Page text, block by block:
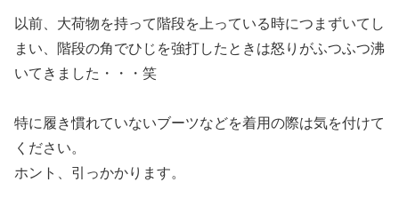
以前、大荷物を持って階段を上っている時につまずいてし
まい、階段の角でひじを強打したときは怒りがふつふつ沸
いてきました・・・笑
特に履き慣れていないブーツなどを着用の際は気を付けて
ください。
ホント、引っかかります。